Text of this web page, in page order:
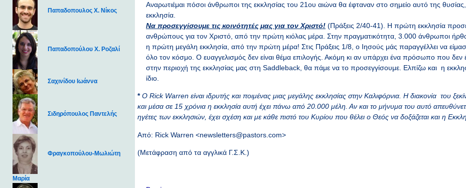
Παπαδοπουλος Χ. Νίκος
Παπαδοπούλου Χ. Ροζαλί
Σαχινίδου Ιωάννα
Σιδηρόπουλος Παντελής
Φραγκοπούλου-Μωλιώτη
Μαρία
Αναρωτιέμαι πόσοι άνθρωποι της εκκλησίας του 21ου αιώνα θα έφταναν στο σημείο αυτό της
εκκλησία.
Να προσεγγίσουμε τις κοινότητές μας για τον Χριστό! (Πράξεις 2/40-41). Η πρώτη εκκλησία
ανθρώπους για τον Χριστό, από την πρώτη κιόλας μέρα. Στην πραγματικότητα, 3.000 άνθρωποι
η πρώτη μεγάλη εκκλησία, από την πρώτη μέρα! Στις Πράξεις 1/8, ο Ιησούς μάς παραγγέλλει να
όλο τον κόσμο. Ο ευαγγελισμός δεν είναι θέμα επιλογής. Ακόμη κι αν υπάρχει ένα πρόσωπο που δεν
στην περιοχή της εκκλησίας μας στη Saddleback, θα πάμε να το προσεγγίσουμε. Ελπίζω και η
ίδιο.
*Ο Rick Warrenείναι ιδρυτής και ποιμένας μιας μεγάλης εκκλησίας στην Καλιφόρνια. Η διακονία του
και μέσα σε 15 χρόνια η εκκλησία αυτή έχει πάνω από 20.000 μέλη. Αν και το μήνυμα του αυτό
ηγέτες των εκκλησιών, έχει σχέση και με κάθε πιστό του Κυρίου που θέλει ο Θεός να δοξάζεται και η
Από: Rick Warren <newsletters@pastors.com>
(Μετάφραση από τα αγγλικά Γ.Σ.Κ.)